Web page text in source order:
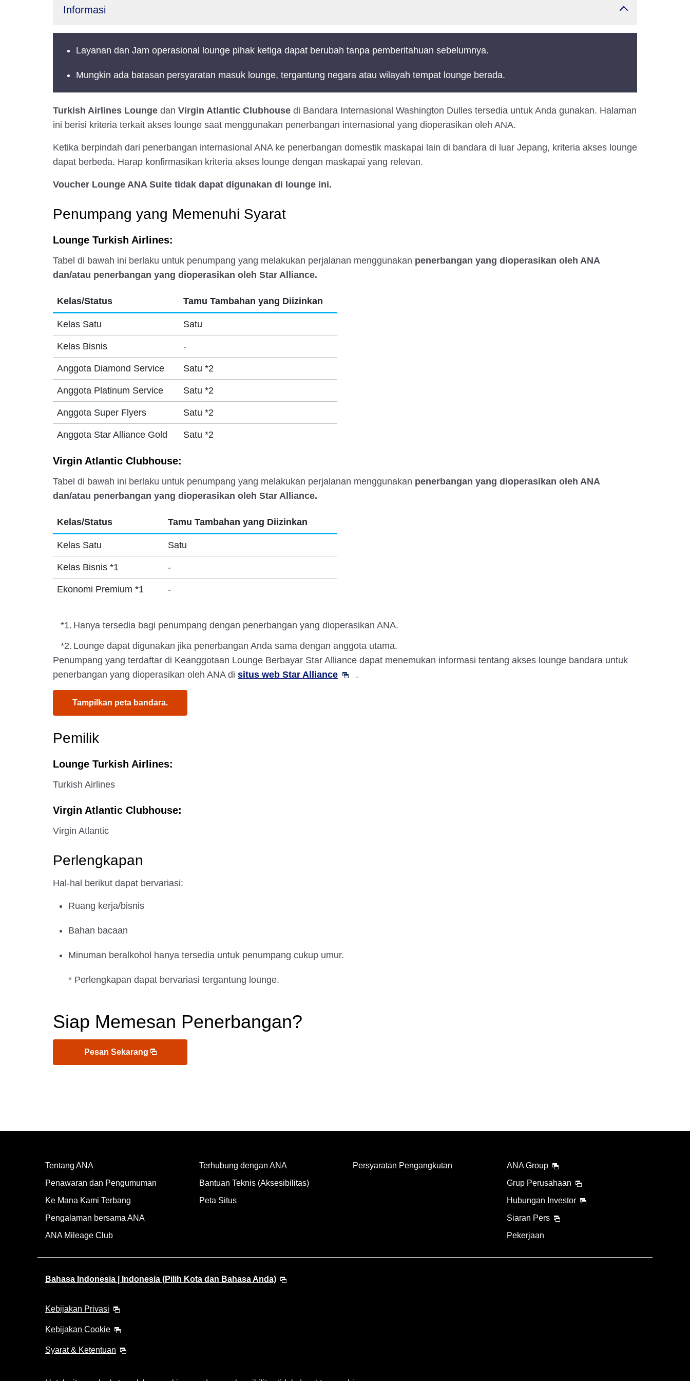
Informasi
Layanan dan Jam operasional lounge pihak ketiga dapat berubah tanpa pemberitahuan sebelumnya.
Mungkin ada batasan persyaratan masuk lounge, tergantung negara atau wilayah tempat lounge berada.
Turkish Airlines Lounge dan Virgin Atlantic Clubhouse di Bandara Internasional Washington Dulles tersedia untuk Anda gunakan. Halaman
ini berisi kriteria terkait akses lounge saat menggunakan penerbangan internasional yang dioperasikan oleh ANA.
Ketika berpindah dari penerbangan internasional ANA ke penerbangan domestik maskapai lain di bandara di luar Jepang, kriteria akses lounge
dapat berbeda. Harap konfirmasikan kriteria akses lounge dengan maskapai yang relevan.
Voucher Lounge ANA Suite tidak dapat digunakan di lounge ini.
Penumpang yang Memenuhi Syarat
Lounge Turkish Airlines:
Tabel di bawah ini berlaku untuk penumpang yang melakukan perjalanan menggunakan penerbangan yang dioperasikan oleh ANA
dan/atau penerbangan yang dioperasikan oleh Star Alliance.
Kelas/Status Tamu Tambahan yang Diizinkan
Kelas Satu Satu
Kelas Bisnis -
Anggota Diamond Service Satu *2
Anggota Platinum Service Satu *2
Anggota Super Flyers Satu *2
Anggota Star Alliance Gold Satu *2
Virgin Atlantic Clubhouse:
Tabel di bawah ini berlaku untuk penumpang yang melakukan perjalanan menggunakan penerbangan yang dioperasikan oleh ANA
dan/atau penerbangan yang dioperasikan oleh Star Alliance.
Kelas/Status Tamu Tambahan yang Diizinkan
Kelas Satu Satu
Kelas Bisnis *1 -
Ekonomi Premium *1 -
*1. Hanya tersedia bagi penumpang dengan penerbangan yang dioperasikan ANA.
*2. Lounge dapat digunakan jika penerbangan Anda sama dengan anggota utama.
Penumpang yang terdaftar di Keanggotaan Lounge Berbayar Star Alliance dapat menemukan informasi tentang akses lounge bandara untuk
penerbangan yang dioperasikan oleh ANA di situs web Star Alliance .
Tampilkan peta bandara.
Pemilik
Lounge Turkish Airlines:
Turkish Airlines
Virgin Atlantic Clubhouse:
Virgin Atlantic
Perlengkapan
Hal-hal berikut dapat bervariasi:
Ruang kerja/bisnis
Bahan bacaan
Minuman beralkohol hanya tersedia untuk penumpang cukup umur.
* Perlengkapan dapat bervariasi tergantung lounge.
Siap Memesan Penerbangan?
Pesan Sekarang
Tentang ANA
Penawaran dan Pengumuman
Ke Mana Kami Terbang
Pengalaman bersama ANA
ANA Mileage Club
Terhubung dengan ANA
Bantuan Teknis (Aksesibilitas)
Peta Situs
Persyaratan Pengangkutan
ANA Group
Grup Perusahaan
Hubungan Investor
Siaran Pers
Pekerjaan
Bahasa Indonesia | Indonesia (Pilih Kota dan Bahasa Anda)
Kebijakan Privasi
Kebijakan Cookie
Syarat & Ketentuan